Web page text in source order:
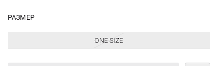
РАЗМЕР
ONE SIZE